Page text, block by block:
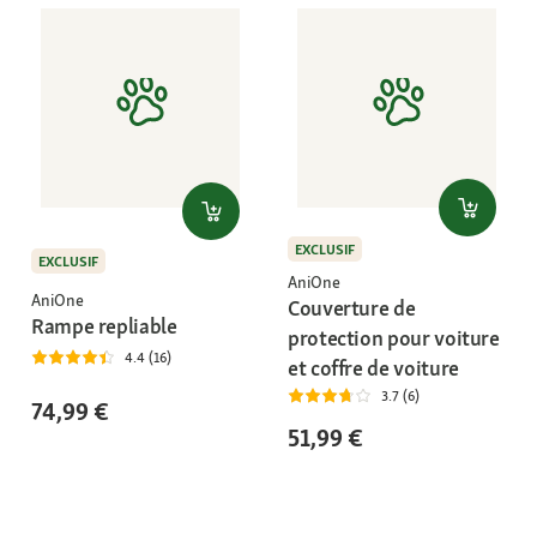
EXCLUSIF
AniOne
Rampe repliable
4.4 (16)
74,99 €
EXCLUSIF
AniOne
Couverture de
protection pour voiture
et coffre de voiture
3.7 (6)
51,99 €